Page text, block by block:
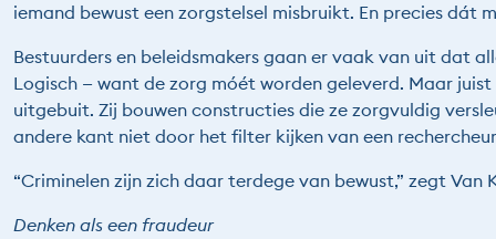
iemand bewust een zorgstelsel misbruikt. En precies dát
Bestuurders en beleidsmakers gaan er vaak van uit dat
Logisch — want de zorg móét worden geleverd. Maar
uitgebuit. Zij bouwen constructies die ze zorgvuldig
andere kant niet door het filter kijken van een
“Criminelen zijn zich daar terdege van bewust,” zegt Van
Denken als een fraudeur